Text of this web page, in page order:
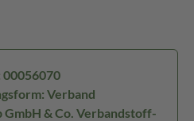
00056070
Verband
& Co. Verbandstoff-